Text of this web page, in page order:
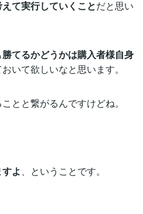
て実行していくことだと思い
勝てるかどうかは購入者様自身
いて欲しいなと思います。
とと繋がるんですけどね。
よ、ということです。